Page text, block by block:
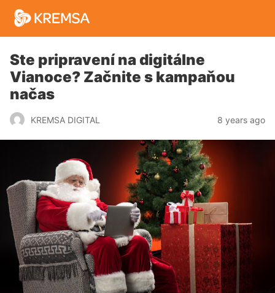
Ste pripravení na digitálne
Vianoce? Začnite s kampaňou
načas
KREMSA DIGITAL 8 years ago